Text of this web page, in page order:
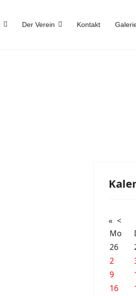
Der Verein Kontakt
« <
Mo
26
2
9
16